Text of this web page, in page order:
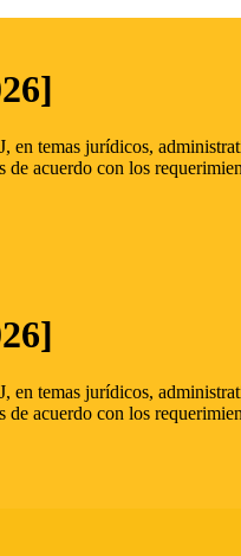
temas jurídicos,
acuerdo con los
temas jurídicos,
acuerdo con los